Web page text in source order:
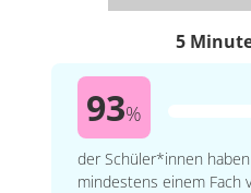
5
93%
der Schüler*innen
mindestens einem Fach